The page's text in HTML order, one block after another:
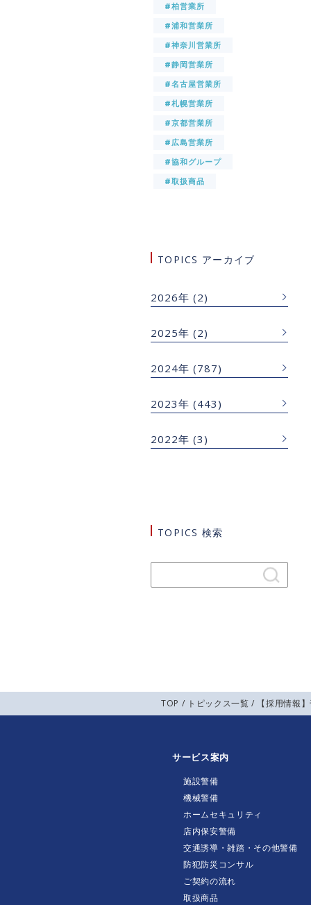
#柏営業所
#浦和営業所
#神奈川営業所
#静岡営業所
#名古屋営業所
#札幌営業所
#京都営業所
#広島営業所
#協和グループ
#取扱商品
TOPICS アーカイブ
2026年 (2)
2025年 (2)
2024年 (787)
2023年 (443)
2022年 (3)
TOPICS 検索
TOP / トピックス一覧 / 【採用情報
サービス案内
施設警備
機械警備
ホームセキュリティ
店内保安警備
交通誘導・雑踏・その他警備
防犯防災コンサル
ご契約の流れ
取扱商品